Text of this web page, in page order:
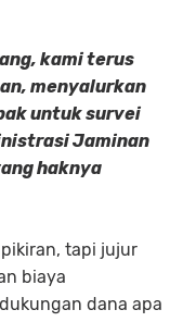
kami terus
menyalurkan
untuk survei
Jaminan
haknya
tapi jujur
biaya
dana apa